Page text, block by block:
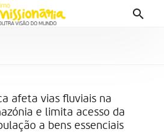
afeta vias fluviais na
e limita acesso da
a bens essenciais